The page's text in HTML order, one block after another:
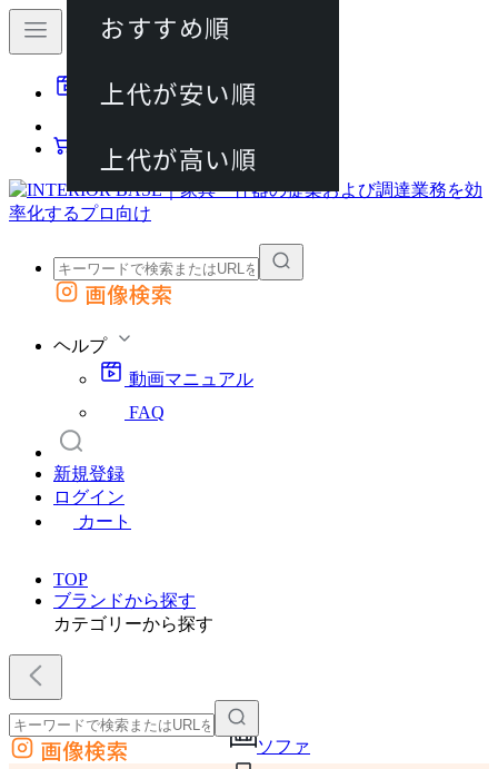
動画マニュアル
カート
外部サイトの商品をカートに追加
画像検索
ヘルプ
動画マニュアル
FAQ
新規登録
ログイン
カート
TOP
ブランドから探す
カテゴリーから探す
ソファ
外部サイトの商品をカートに追加
画像検索
おすすめ順
上代が安い順
上代が高い順